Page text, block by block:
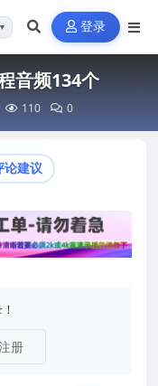
▼ 登录
音频134个
110 0
论建议
册